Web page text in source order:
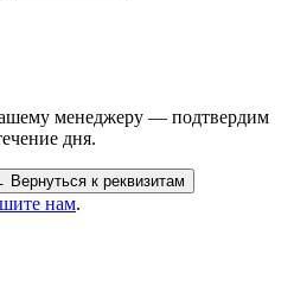
менеджеру — подтвердим
дня.
Вернуться к реквизитам
нам.